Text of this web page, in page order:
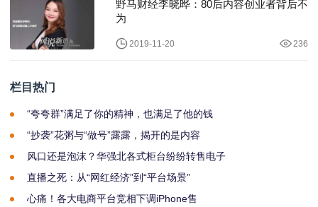
野马财经李晓晔：80后内容创业者背后不
为
2019-11-20 236
栏目热门
“夸夸群”满足了你的精神，也满足了他的钱
“抄袭”花粥与“做号”露露，揭开的是内容
风口还是泡沫？华强北各式柜台纷纷转售电子
直播之死：从“网红经济”到“平台场景”
心痛！各大电商平台竞相下调iPhone售